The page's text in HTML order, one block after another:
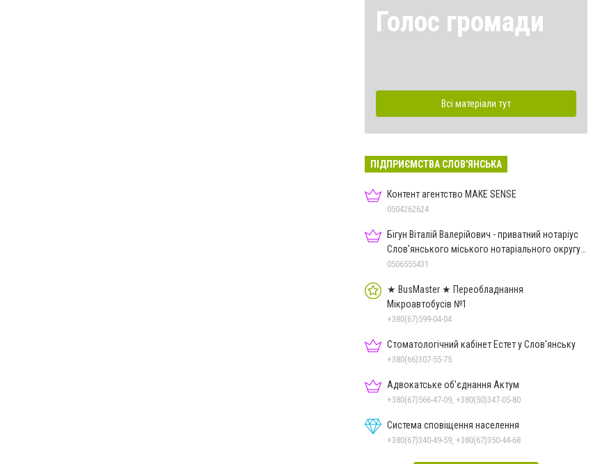
Голос громади
Всі матеріали тут
ПІДПРИЄМСТВА СЛОВ'ЯНСЬКА
Контент агентство MAKE SENSE
0504262624
Бігун Віталій Валерійович - приватний нотаріус
Слов'янського міського нотаріального округу
Дон.обл.
0506555431
★ BusMaster ★ Переобладнання
Мікроавтобусів №1
+380(67)599-04-04
Стоматологічний кабінет Естет у Слов'янську
+380(66)307-55-75
Адвокатське об'єднання Актум
+380(67)566-47-09, +380(50)347-05-80
Система сповіщення населення
+380(67)340-49-59, +380(67)350-44-68